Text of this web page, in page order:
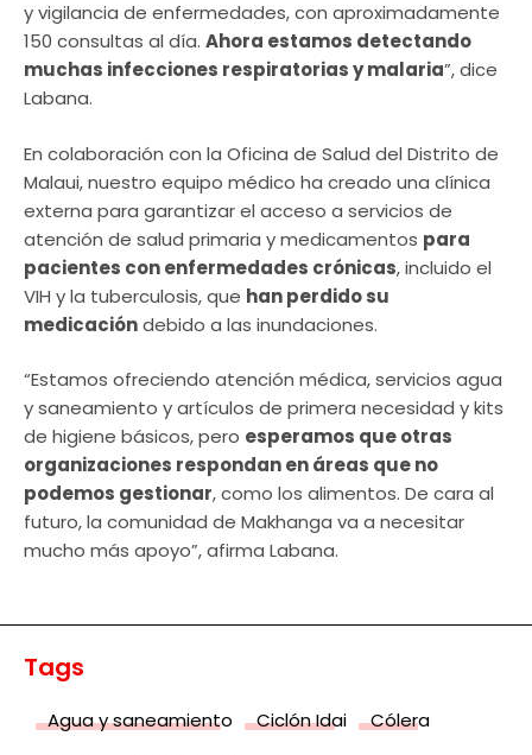
y vigilancia de enfermedades, con aproximadamente
150 consultas al día. Ahora estamos detectando
muchas infecciones respiratorias y malaria”, dice
Labana.
En colaboración con la Oficina de Salud del Distrito de
Malaui, nuestro equipo médico ha creado una clínica
externa para garantizar el acceso a servicios de
atención de salud primaria y medicamentos para
pacientes con enfermedades crónicas, incluido el
VIH y la tuberculosis, que han perdido su
medicacióndebido a las inundaciones.
“Estamos ofreciendo atención médica, servicios agua
y saneamiento y artículos de primera necesidad y kits
de higiene básicos, pero esperamos que otras
organizaciones respondan en áreas que no
podemos gestionar, como los alimentos. De cara al
futuro, la comunidad de Makhanga va a necesitar
mucho más apoyo”, afirma Labana.
Tags
Agua y saneamiento Ciclón Idai
Cólera